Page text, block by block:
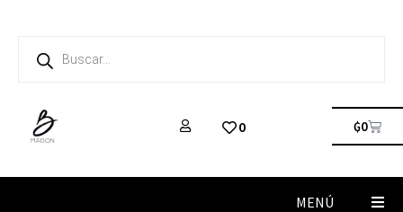
0 ₲0
MENÚ